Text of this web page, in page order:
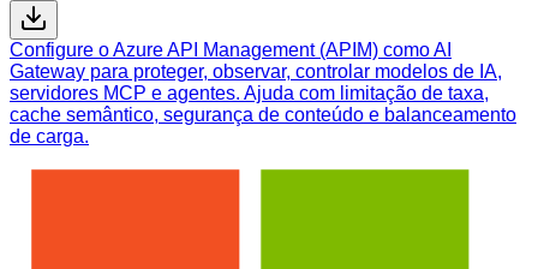
Configure o Azure API Management (APIM) como AI
Gateway para proteger, observar, controlar modelos de IA,
servidores MCP e agentes. Ajuda com limitação de taxa,
cache semântico, segurança de conteúdo e balanceamento
de carga.